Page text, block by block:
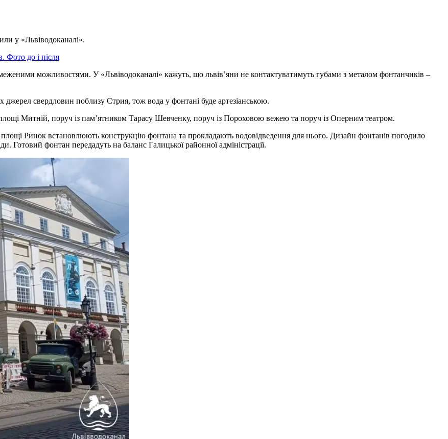
у «Львіводоканалі».
Фото до і після
можливостями. У «Львіводоканалі» кажуть, що львів’яни не контактуватимуть губами з металом фонтанчиків –
свердловин поблизу Стрия, тож вода у фонтані буде артезіанською.
Митній, поруч із пам’ятником Тарасу Шевченку, поруч із Пороховою вежею та поруч із Оперним театром.
Ринок встановлюють конструкцію фонтана та прокладають водовідведення для нього. Дизайн фонтанів погодило
Готовий фонтан передадуть на баланс Галицької районної адміністрації.